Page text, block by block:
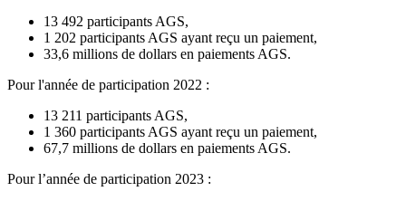
13 492 participants AGS,
1 202 participants AGS ayant reçu un paiement,
33,6 millions de dollars en paiements AGS.
Pour l'année de participation 2022 :
13 211 participants AGS,
1 360 participants AGS ayant reçu un paiement,
67,7 millions de dollars en paiements AGS.
Pour l’année de participation 2023 :